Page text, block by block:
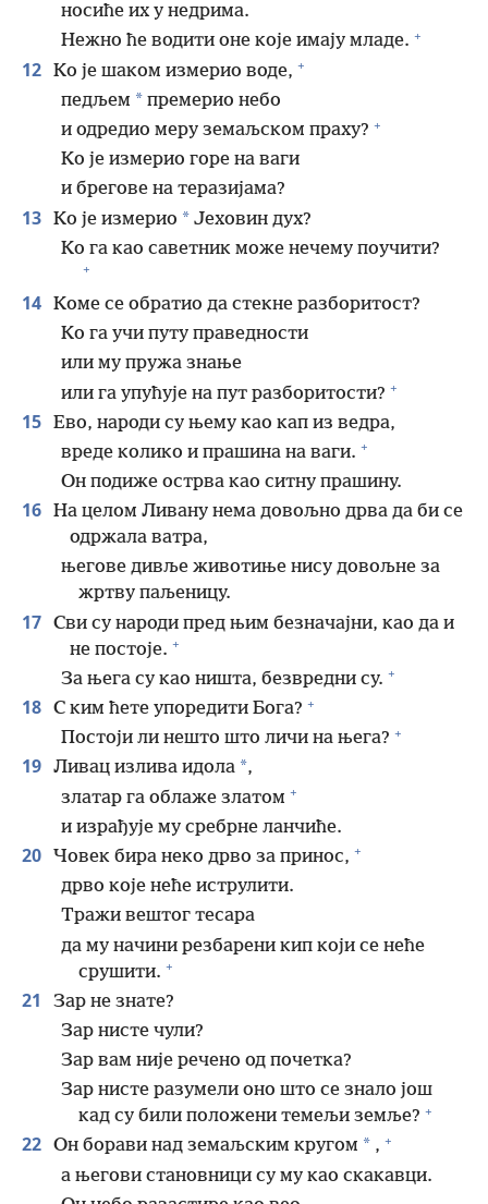
носиће их у недрима.
Нежно ће водити оне које имају младе. +
12 Ко је шаком измерио воде, +
педљем * премерио небо
и одредио меру земаљском праху? +
Ко је измерио горе на ваги
и брегове на теразијама?
13 Ко је измерио * Јеховин дух?
Ко га као саветник може нечему поучити?
+
14 Коме се обратио да стекне разборитост?
Ко га учи путу праведности
или му пружа знање
или га упућује на пут разборитости? +
15 Ево, народи су њему као кап из ведра,
вреде колико и прашина на ваги. +
Он подиже острва као ситну прашину.
16 На целом Ливану нема довољно дрва да би се
одржала ватра,
његове дивље животиње нису довољне за
жртву паљеницу.
17 Сви су народи пред њим безначајни, као да и
не постоје. +
За њега су као ништа, безвредни су. +
18 С ким ћете упоредити Бога? +
Постоји ли нешто што личи на њега? +
19 Ливац излива идола *,
златар га облаже златом +
и израђује му сребрне ланчиће.
20 Човек бира неко дрво за принос, +
дрво које неће иструлити.
Тражи вештог тесара
да му начини резбарени кип који се неће
срушити. +
21
Зар не знате?
Зар нисте чули?
Зар вам није речено од почетка?
Зар нисте разумели оно што се знало још
кад су били положени темељи земље? +
22 Он борави над земаљским кругом * , +
а његови становници су му као скакавци.